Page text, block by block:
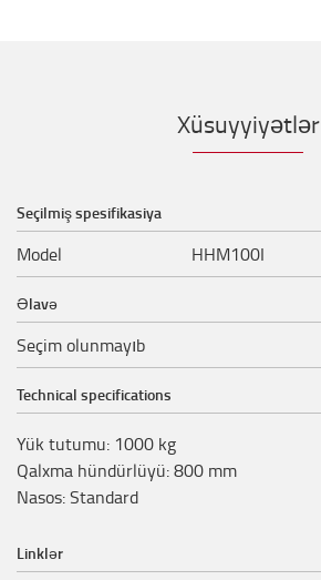
Xüsuyyiyətlər
Seçilmiş spesifikasiya
Model HHM100I
Əlavə
Seçim olunmayıb
Technical specifications
Yük tutumu: 1000 kg
Qalxma hündürlüyü:800 mm
Nasos:Standard
Linklər